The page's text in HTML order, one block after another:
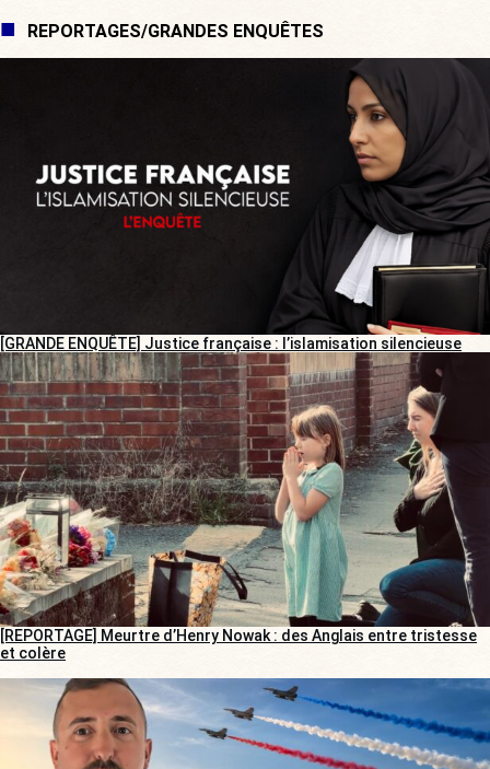
REPORTAGES/GRANDES ENQUÊTES
[GRANDE ENQUÊTE] Justice française : l’islamisation silencieuse
[REPORTAGE] Meurtre d’Henry Nowak : des Anglais entre tristesse
et colère